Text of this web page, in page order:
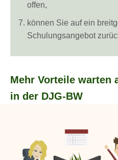
offen,
können Sie auf ein
Schulungsangebot
Mehr Vorteile warten
in der DJG-BW